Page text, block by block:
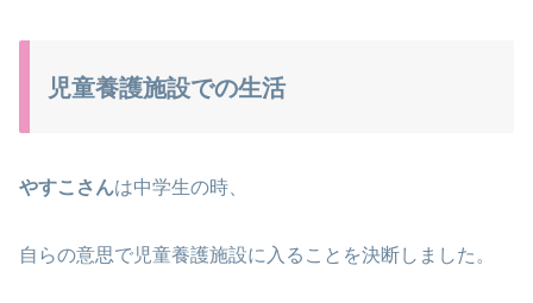
児童養護施設での生活
やすこさんは中学生の時、
自らの意思で児童養護施設に入ることを決断しました。